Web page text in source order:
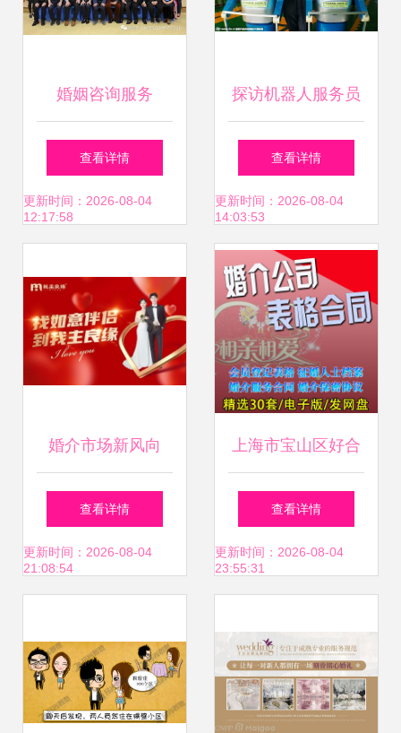
婚姻咨询服务
从“牵线”到“续缘”的
转型之路
查看详情
更新时间：2026-08-04
12:17:58
探访机器人服务员
制造工厂 科技与情
感的奇妙交织
查看详情
更新时间：2026-08-04
14:03:53
婚介市场新风向
2024年婚姻介绍服
务全面解读
查看详情
更新时间：2026-08-04
21:08:54
上海市宝山区好合
婚姻介绍所 专业服
务系情缘，诚挚祝
查看详情
更新时间：2026-08-04
23:55:31